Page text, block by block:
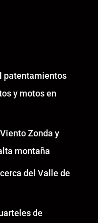
patentamientos
y motos en
Zonda y
montaña
del Valle de
de